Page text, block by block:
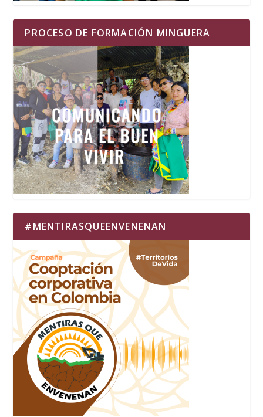
PROCESO DE FORMACIÓN MINGUERA
#MENTIRASQUEENVENENAN